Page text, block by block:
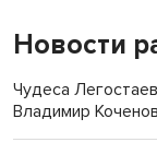
Новости
Чудеса
Владимир Коченов